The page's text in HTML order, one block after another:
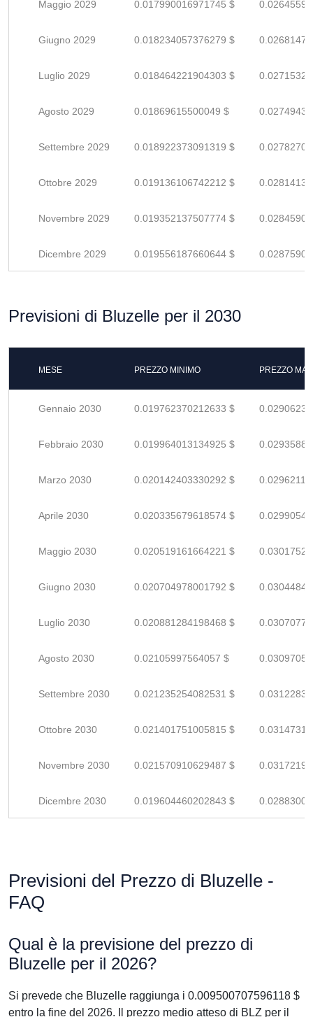
Maggio 2029 0.017990016971745 $
Giugno 2029 0.018234057376279 $
Luglio 2029 0.018464221904303 $
Agosto 2029 0.01869615500049 $
Settembre 2029 0.018922373091319 $
Ottobre 2029 0.019136106742212 $
Novembre 2029 0.019352137507774 $
Dicembre 2029 0.019556187660644 $
Previsioni di Bluzelle per il 2030
MESE PREZZO MINIMO PREZZO
Gennaio 2030 0.019762370212633 $
Febbraio 2030 0.019964013134925 $
Marzo 2030 0.020142403330292 $
Aprile 2030 0.020335679618574 $
Maggio 2030 0.020519161664221 $
Giugno 2030 0.020704978001792 $
Luglio 2030 0.020881284198468 $
Agosto 2030 0.02105997564057 $
Settembre 2030 0.021235254082531 $
Ottobre 2030 0.021401751005815 $
Novembre 2030 0.021570910629487 $
Dicembre 2030 0.019604460202843 $
Previsioni del Prezzo di Bluzelle -
FAQ
Qual è la previsione del prezzo di
Bluzelle per il 2026?
Si prevede che Bluzelle raggiunga i 0.009500707596118 $
entro la fine del 2026. Il prezzo medio atteso di BLZ per il